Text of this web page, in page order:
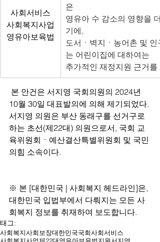
사회서비스
사회복지사업
영유아보육법
은
영유아 수 감소의 영향을
기에,
도서ㆍ벽지ㆍ농어촌 및 인
는 어린이집에 대하여는
추가적인 재정지원 근거를
본 안건은 서지영 국회의원의 2024년
10월 30일 대표발의에 의해 제기되었다.
서지영 의원은 부산 동래구를 선거구로
하는 초선(제22대) 의원으로서, 국회 교
육위원회ㆍ예산결산특별위원회 및 국민
의힘 소속이다.
※ 본 [대한민국 | 사회복지 헤드라인]은,
대한민국 입법부에서 다뤄지는 모든 사
회복지 정보를 취재하여 보도합니다.
태그:
사회복지사회보장대한민국국회사회서비스